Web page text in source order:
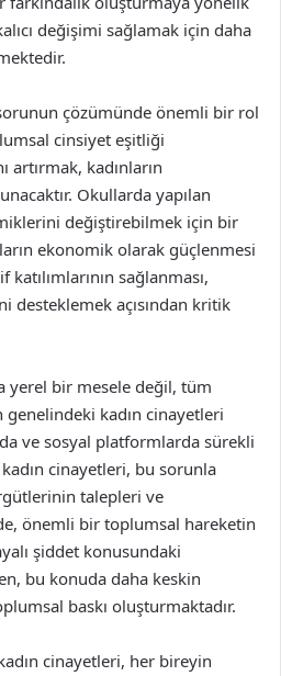
değişimi sağlamak için daha
çözümünde önemli bir rol
cinsiyet eşitliği
artırmak, kadınların
Okullarda yapılan
değiştirebilmek için bir
ekonomik olarak güçlenmesi
sağlanması,
desteklemek açısından kritik
yerel bir mesele değil, tüm
kadın cinayetleri
ve sosyal platformlarda sürekli
cinayetleri, bu sorunla
talepleri ve
önemli bir toplumsal hareketin
şiddet konusundaki
bu konuda daha keskin
baskı oluşturmaktadır.
cinayetleri, her bireyin